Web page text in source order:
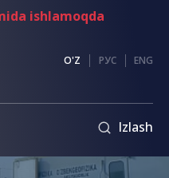
ishlamoqda
O'Z РУС ENG
Izlash